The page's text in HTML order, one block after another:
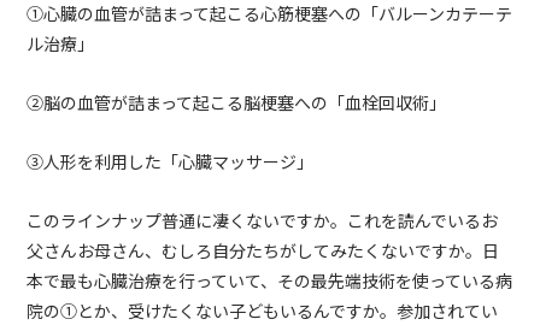
①心臓の血管が詰まって起こる心筋梗塞への「バルーンカテーテ
ル治療」
②脳の血管が詰まって起こる脳梗塞への「血栓回収術」
③人形を利用した「心臓マッサージ」
このラインナップ普通に凄くないですか。これを読んでいるお
父さんお母さん、むしろ自分たちがしてみたくないですか。日
本で最も心臓治療を行っていて、その最先端技術を使っている病
院の①とか、受けたくない子どもいるんですか。参加されてい